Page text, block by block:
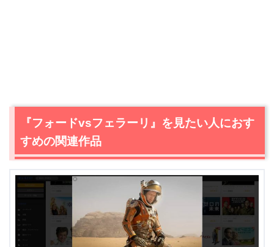
『フォードvsフェラーリ』を見たい人におす
すめの関連作品